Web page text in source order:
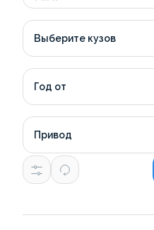
Выберите кузов
Год от
Привод